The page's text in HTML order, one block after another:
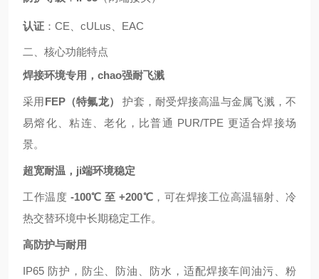
认证 ：CE、cULus、EAC
二、核心功能特点
焊接环境专用，chao强耐飞溅
采用 FEP（特氟龙）
护套，耐受焊接高温与金属飞溅，不
易熔化、粘连、老化，比普通 PUR/TPE 更适合焊接场
景。
超宽耐温，ji端环境稳定
工作温度 -100℃ 至 +200℃ ，可在焊接工位高温辐射、冷
热交替环境中长期稳定工作。
高防护与耐用
IP65 防护，防尘、防油、防水，适配焊接车间油污、粉